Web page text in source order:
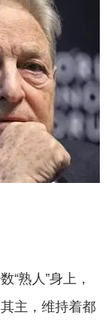
“熟人 ”身上，
主，维持着都